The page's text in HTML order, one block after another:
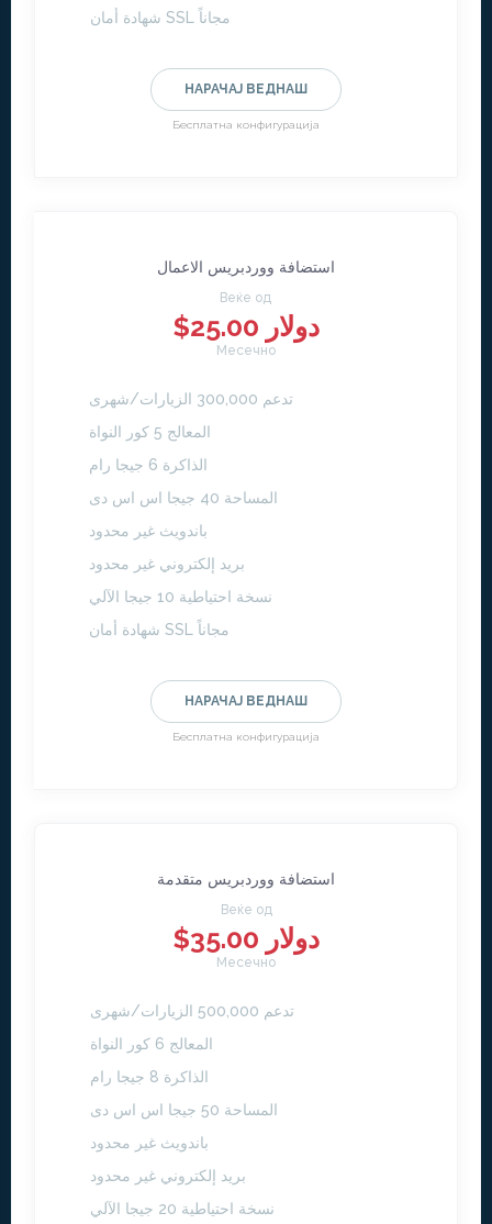
شهادة أمان SSL مجاناً
НАРАЧАЈ ВЕДНАШ
Бесплатна конфигурација
استضافة ووردبريس الاعمال
Веќе од
$25.00 دولار
Месечно
تدعم 300,000 الزيارات/شهرى
المعالج 5 كور النواة
الذاكرة 6 جيجا رام
المساحة 40 جيجا اس اس دى
باندويث غير محدود
بريد إلكتروني غير محدود
نسخة احتياطية 10 جيجا الآلي
شهادة أمان SSL مجاناً
НАРАЧАЈ ВЕДНАШ
Бесплатна конфигурација
استضافة ووردبريس متقدمة
Веќе од
$35.00 دولار
Месечно
تدعم 500,000 الزيارات/شهرى
المعالج 6 كور النواة
الذاكرة 8 جيجا رام
المساحة 50 جيجا اس اس دى
باندويث غير محدود
بريد إلكتروني غير محدود
نسخة احتياطية 20 جيجا الآلي